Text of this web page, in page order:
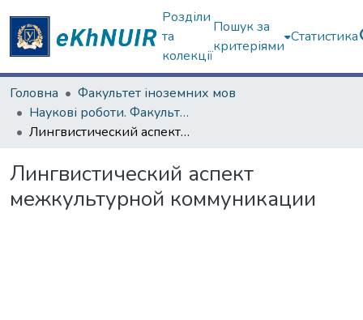
Розділи
та
колекції
Пошук за
критеріями
Статистика
Головна
Факультет іноземних мов
Наукові роботи. Факультет іноземних мов
Лингвистический аспект межкультурной коммуникации
Лингвистический аспект
межкультурной коммуникации